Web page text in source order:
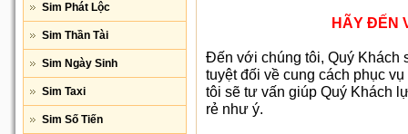
Sim Phát Lộc
Sim Thần Tài
Sim Ngày Sinh
Sim Taxi
Sim Số Tiến
HÃY ÐẾN
Ðến với chúng tôi, Quý Khách
tuyệt đối về cung cách phục
tôi sẽ tư vấn giúp Quý Khách
rẻ như ý.